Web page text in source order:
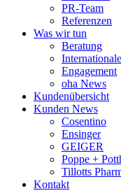
PR-Team
Referenzen
Was wir tun
Beratung
Engagement
oha News
Kundenübersicht
Kunden News
Cosentino
Ensinger
GEIGER
Poppe +
Tillotts
Kontakt